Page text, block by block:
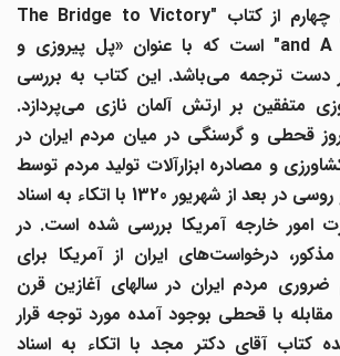
از کتاب " The Bridge to Victory
and است که با عنوان «پل پیروزی و
ترجمه میباشد. این کتاب به بررسی
متفقین بر ارتش آلمان نازی میپردازد.
قحطی و گرسنگی در میان مردم ایران در
و مصادره ابزارآلات تولید مردم توسط
اشغاگران انگلیسی و روسی در بعد از شهریور 1320 با اتکاء به اسناد
امور خارجه آمریکا بررسی شده است.در
درخواستهای ایران از آمریکا برای
مردم ایران در سالهای آغازین قرن
با قحطی بوجود آمده مورد توجه قرار
کتاب آقای دکتر مجد با اتکاء به اسناد